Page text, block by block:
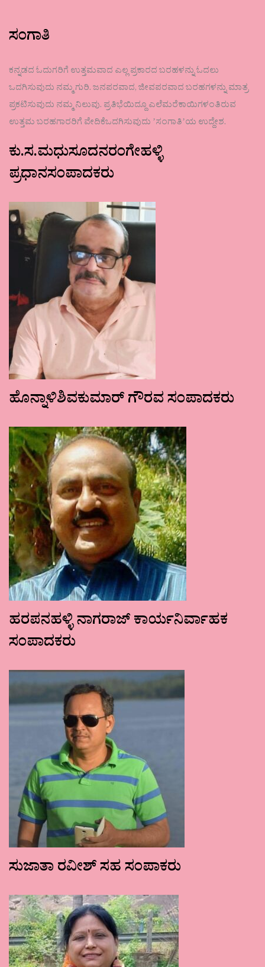
ಸಂಗಾತಿ
ಕನ್ನಡದ ಓದುಗರಿಗೆ ಉತ್ತಮವಾದ ಎಲ್ಲ ಪ್ರಕಾರದ ಬರಹಳನ್ನು ಓದಲು
ಒದಗಿಸುವುದು ನಮ್ಮ ಗುರಿ. ಜನಪರವಾದ, ಜೀವಪರವಾದ ಬರಹಗಳನ್ನು ಮಾತ್ರ
ಪ್ರಕಟಿಸುವುದು ನಮ್ಮ ನಿಲುವು. ಪ್ರತಿಭೆಯಿದ್ದೂ ಎಲೆಮರೆಕಾಯಿಗಳಂತಿರುವ
ಉತ್ತಮ ಬರಹಗಾರರಿಗೆ ವೇದಿಕೆಒದಗಿಸುವುದು ʼಸಂಗಾತಿʼಯ ಉದ್ದೇಶ.
ಕು.ಸ.ಮಧುಸೂದನರಂಗೇಹಳ್ಳಿ
ಪ್ರಧಾನಸಂಪಾದಕರು
ಹೊನ್ನಾಳಿಶಿವಕುಮಾರ್ ಗೌರವ ಸಂಪಾದಕರು
ಹರಪನಹಳ್ಳಿ ನಾಗರಾಜ್ ಕಾರ್ಯನಿರ್ವಾಹಕ
ಸಂಪಾದಕರು
ಸುಜಾತಾ ರವೀಶ್ ಸಹ ಸಂಪಾಕರು